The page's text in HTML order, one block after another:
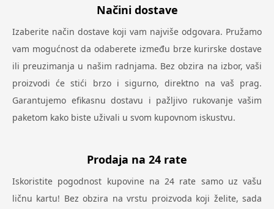
Načini dostave
Izaberite način dostave koji vam najviše odgovara. Pružamo
vam mogućnost da odaberete između brze kurirske dostave
ili preuzimanja u našim radnjama. Bez obzira na izbor, vaši
proizvodi će stići brzo i sigurno, direktno na vaš prag.
Garantujemo efikasnu dostavu i pažljivo rukovanje vašim
paketom kako biste uživali u svom kupovnom iskustvu.
Prodaja na 24 rate
Iskoristite pogodnost kupovine na 24 rate samo uz vašu
ličnu kartu! Bez obzira na vrstu proizvoda koji želite, sada